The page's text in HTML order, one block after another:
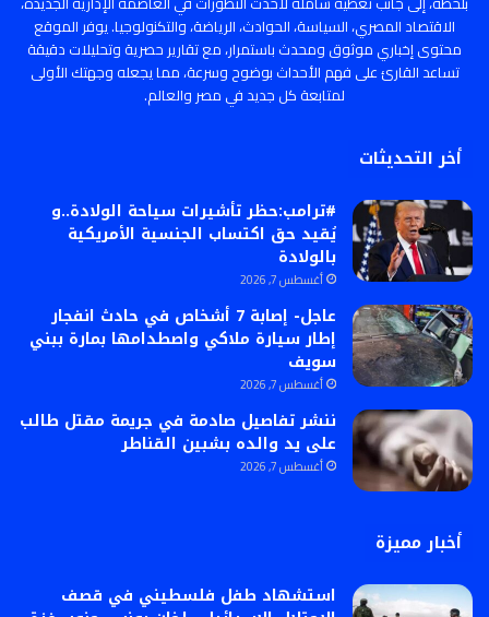
الاقتصاد المصري، السياسة، الحوادث، الرياضة، والتكنولوجيا. يوفر الموقع
محتوى إخباري موثوق ومحدث باستمرار، مع تقارير حصرية وتحليلات دقيقة
تساعد القارئ على فهم الأحداث بوضوح وسرعة، مما يجعله وجهتك الأولى
لمتابعة كل جديد في مصر والعالم.
أخر التحديثات
#ترامب:حظر تأشيرات سياحة الولادة..و
يُقيد حق اكتساب الجنسية الأمريكية
بالولادة
أغسطس 7, 2026
عاجل- إصابة 7 أشخاص في حادث انفجار
إطار سيارة ملاكي واصطدامها بمارة ببني
سويف
أغسطس 7, 2026
ننشر تفاصيل صادمة في جريمة مقتل طالب
على يد والده بشبين القناطر
أغسطس 7, 2026
أخبار مميزة
استشهاد طفل فلسطيني في قصف